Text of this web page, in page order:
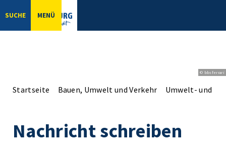
SUCHE MENÜ
© bbsferrari
Startseite Bauen, Umwelt und Verkehr Umwelt- und
Nachricht schreiben